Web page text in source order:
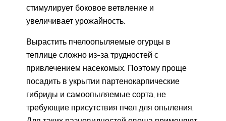
стимулирует боковое ветвление и
увеличивает урожайность.
Вырастить пчелоопыляемые огурцы в
теплице сложно из-за трудностей с
привлечением насекомых. Поэтому проще
посадить в укрытии партенокарпические
гибриды и самоопыляемые сорта, не
требующие присутствия пчел для опыления.